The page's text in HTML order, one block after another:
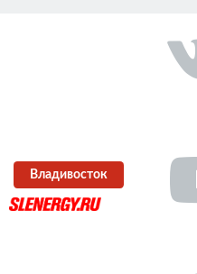
Владивосток